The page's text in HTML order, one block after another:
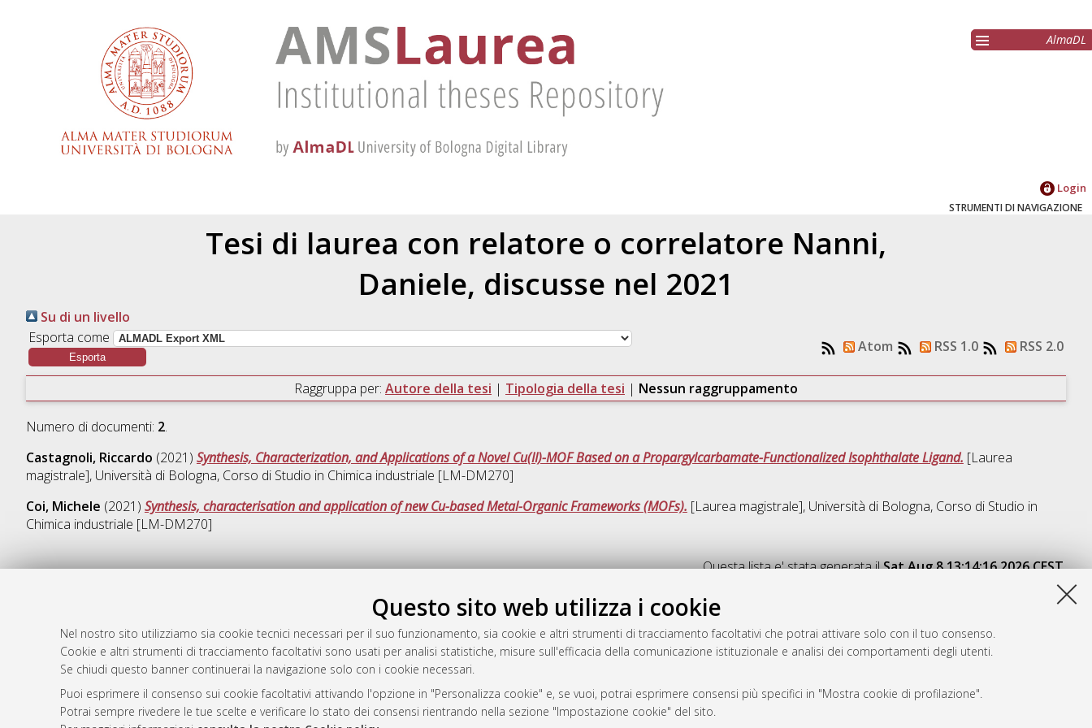
Questo sito web utilizza i cookie
Nel nostro sito utilizziamo sia cookie tecnici necessari per il suo funzionamento, sia cookie e altri strumenti di tracciamento facoltativi che potrai attivare solo con il tuo consenso.
Cookie e altri strumenti di tracciamento facoltativi sono usati per analisi statistiche, misure sull'efficacia della comunicazione istituzionale e analisi dei comportamenti degli utenti.
Se chiudi questo banner continuerai la navigazione solo con i cookie necessari.
Puoi esprimere il consenso sui cookie facoltativi attivando l'opzione in "Personalizza cookie" e, se vuoi, potrai esprimere consensi più specifici in "Mostra cookie di profilazione".
Potrai sempre rivedere le tue scelte e verificare lo stato dei consensi rientrando nella sezione "Impostazione cookie" del sito.
AlmaDL
Login
STRUMENTI DI NAVIGAZIONE
Tesi di laurea con relatore o correlatore Nanni,
Daniele, discusse nel 2021
Su di un livello
Esporta come
Atom RSS 1.0 RSS 2.0
Raggruppa per: Autore della tesi | Tipologia della tesi | Nessun raggruppamento
Numero di documenti: 2.
Castagnoli, Riccardo (2021) Synthesis, Characterization, and Applications of a Novel Cu(II)-MOF Based on a Propargylcarbamate-Functionalized Isophthalate Ligand. [Laurea
magistrale], Università di Bologna, Corso di Studio in Chimica industriale [LM-DM270]
Coi, Michele (2021) Synthesis, characterisation and application of new Cu-based Metal-Organic Frameworks (MOFs). [Laurea magistrale], Università di Bologna, Corso di Studio in
Chimica industriale [LM-DM270]
Questa lista e' stata generata ilSat Aug 8 13:14:16 2026 CEST.
Rss 1.0
Rss 2.0
Servizio implementato e gestito daAlmaDL
Impostazioni Cookie
Informativa sulla privacy
Condizioni d’uso del sito